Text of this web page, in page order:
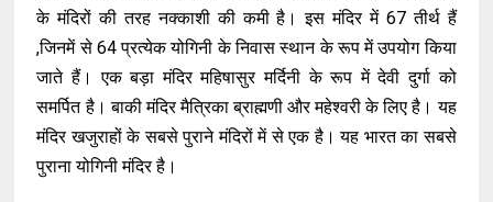
के मंदिरों की तरह नक्काशी की कमी है। इस मंदिर में 67 तीर्थ हैं
,जिनमें से 64 प्रत्येक योगिनी के निवास स्थान के रूप में उपयोग किया
जाते हैं। एक बड़ा मंदिर महिषासुर मर्दिनी के रूप में देवी दुर्गा को
समर्पित है। बाकी मंदिर मैत्रिका ब्राह्मणी और महेश्वरी के लिए है। यह
मंदिर खजुराहों के सबसे पुराने मंदिरों में से एक है। यह भारत का सबसे
पुराना योगिनी मंदिर है।